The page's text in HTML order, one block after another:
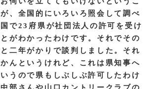
、全国的にいろいろ照会して調べ
で23府県が社団法人の許可を受け
がわかったわけです。それでその
二年がかりで談判しました。それ
んというけれど、これは県知事へ
うので県もしぶしぶ許可したわけ
部さんや山口カントリークラブの